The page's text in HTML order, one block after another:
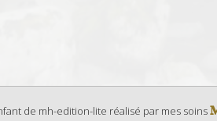
de mh-edition-lite réalisé par mes soins